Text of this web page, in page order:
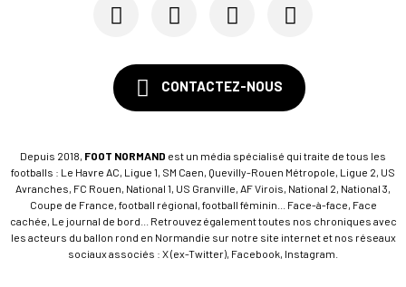
CONTACTEZ-NOUS
Depuis 2018, FOOT NORMAND est un média spécialisé qui traite de tous les
footballs : Le Havre AC, Ligue 1, SM Caen, Quevilly-Rouen Métropole, Ligue 2, US
Avranches, FC Rouen, National 1, US Granville, AF Virois, National 2, National 3,
Coupe de France, football régional, football féminin... Face-à-face, Face
cachée, Le journal de bord... Retrouvez également toutes nos chroniques avec
les acteurs du ballon rond en Normandie sur notre site internet et nos réseaux
sociaux associés : X (ex-Twitter), Facebook, Instagram.